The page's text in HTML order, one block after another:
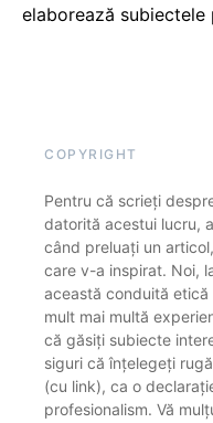
elaborează
COPYRIGHT
Pentru că scrieți
datorită acestui lucru,
când preluați un
care v-a inspirat. Noi,
această conduită
mult mai multă
că găsiți subiecte
siguri că înțelegeți
(cu link), ca o
profesionalism. Vă